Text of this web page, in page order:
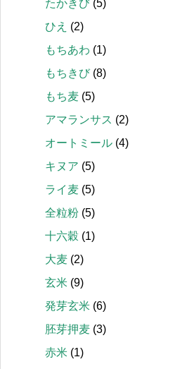
たかきび(5)
ひえ (2)
もちあわ (1)
もちきび(8)
もち麦 (5)
アマランサス (2)
オートミール (4)
キヌア (5)
ライ麦 (5)
全粒粉 (5)
十六穀 (1)
大麦 (2)
玄米 (9)
発芽玄米 (6)
胚芽押麦 (3)
赤米 (1)